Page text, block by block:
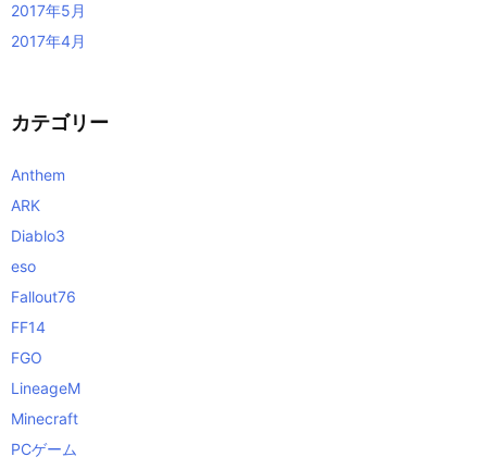
2017年5月
2017年4月
カテゴリー
Anthem
ARK
Diablo3
eso
Fallout76
FF14
FGO
LineageM
Minecraft
PCゲーム